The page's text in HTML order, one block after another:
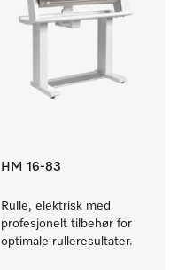
HM 16-83
Rulle, elektrisk med
profesjonelt tilbehør for
optimale rulleresultater.